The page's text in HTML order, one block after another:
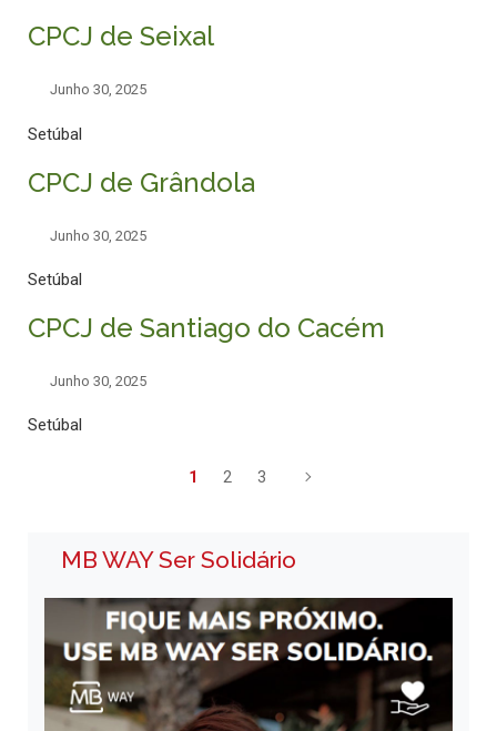
CPCJ de Seixal
Junho 30, 2025
Setúbal
CPCJ de Grândola
Junho 30, 2025
Setúbal
CPCJ de Santiago do Cacém
Junho 30, 2025
Setúbal
1 2 3
MB WAY Ser Solidário